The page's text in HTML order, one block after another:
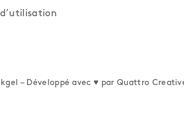
– Développé avec ♥ parQuattro